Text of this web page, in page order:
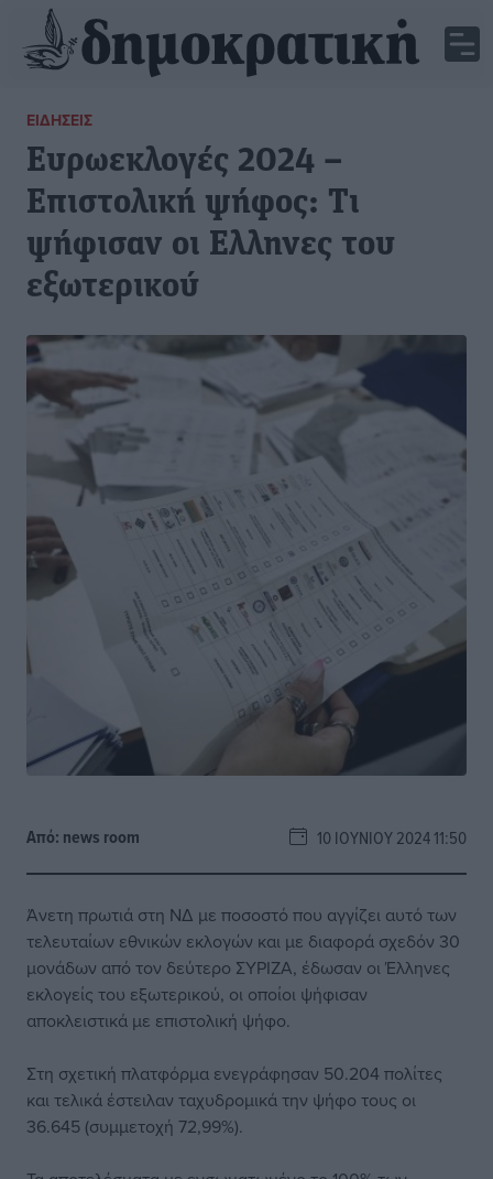
ΕΙΔΉΣΕΙΣ
Ευρωεκλογές 2024 –
Επιστολική ψήφος: Τι
ψήφισαν οι Ελληνες του
εξωτερικού
Από: news room 10 ΙΟΥΝΊΟΥ 2024 11:50
Άνετη πρωτιά στη ΝΔ με ποσοστό που αγγίζει αυτό των
τελευταίων εθνικών εκλογών και με διαφορά σχεδόν 30
μονάδων από τον δεύτερο ΣΥΡΙΖΑ, έδωσαν οι Έλληνες
εκλογείς του εξωτερικού, οι οποίοι ψήφισαν
αποκλειστικά με επιστολική ψήφο.
Στη σχετική πλατφόρμα ενεγράφησαν 50.204 πολίτες
και τελικά έστειλαν ταχυδρομικά την ψήφο τους οι
36.645 (συμμετοχή 72,99%).